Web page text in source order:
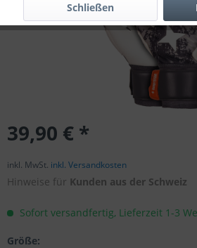
39,90 € *
inkl. MwSt. inkl. Versandkosten
Hinweise für Kunden aus der Schweiz
Sofort versandfertig, Lieferzeit 1-3
Größe:
Schließen